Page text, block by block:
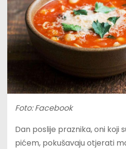
Foto: Facebook
Dan poslije praznika, oni koji
pićem, pokušavaju otjerati